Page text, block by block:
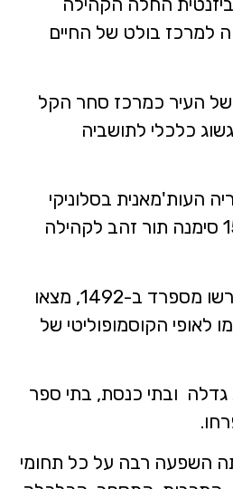
למרכז בולט של החיים
העיר כמרכז סחר הקל
כלכלי לתושביה
העות'מאנית בסלוניקי
מתחילת המאה ה-15 סימנה תור זהב לקהילה
יהודים ספרדים, שגורשו מספרד ב-1492, מצאו
לאופי הקוסמופוליטי של
גדלה ובתי כנסת, בתי ספר
השפעה רבה על כל תחומי